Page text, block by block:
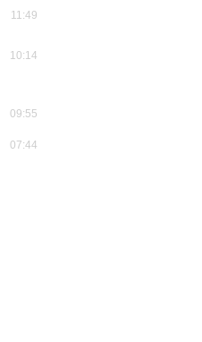
11:49
10:14
09:55
07:44